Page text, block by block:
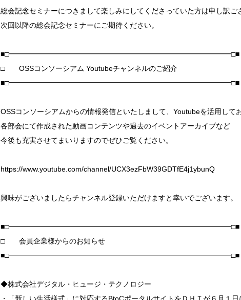
総会記念セミナーにつきまして楽しみにしてくださっていた方は申し訳ご
次回以降の総会記念セミナーにご期待ください。
■□━━━━━━━━━━━━━━━━━━━━━━━━━━━━━━━□■
□ OSSコンソーシアム Youtubeチャンネルのご紹介
■□━━━━━━━━━━━━━━━━━━━━━━━━━━━━━━━□■
OSSコンソーシアムからの情報発信といたしまして、Youtubeを活用して
各部会にて作成された動画コンテンツや過去のイベントアーカイブなど
今後も充実させてまいりますのでぜひご覧ください。
https://www.youtube.com/channel/UCX3ezFbW39GDTfE4j1ybunQ
興味がございましたらチャンネル登録いただけますと幸いでございます。
■□━━━━━━━━━━━━━━━━━━━━━━━━━━━━━━━□■
□ 会員企業様からのお知らせ
■□━━━━━━━━━━━━━━━━━━━━━━━━━━━━━━━□■
◆株式会社デジタル・ヒュージ・テクノロジー